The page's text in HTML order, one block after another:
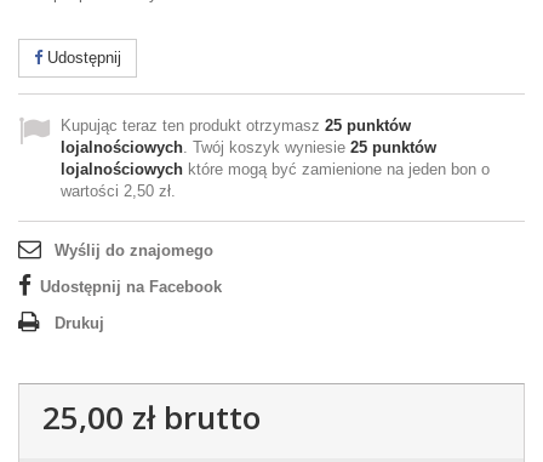
Udostępnij
Kupując teraz ten produkt otrzymasz 25 punktów
lojalnościowych. Twój koszyk wyniesie 25 punktów
lojalnościowych które mogą być zamienione na jeden bon o
wartości 2,50 zł.
Wyślij do znajomego
Udostępnij na Facebook
Drukuj
25,00 złbrutto